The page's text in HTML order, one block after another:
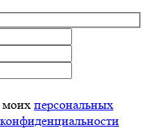
моих персональных